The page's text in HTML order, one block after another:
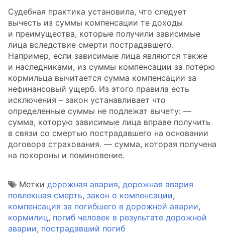
Судебная практика установила, что следует
вычесть из суммы компенсации те доходы
и преимущества, которые получили зависимые
лица вследствие смерти пострадавшего.
Например, если зависимые лица являются также
и наследниками, из суммы компенсации за потерю
кормильца вычитается сумма компенсации за
нефинансовый ущерб. Из этого правила есть
исключения – закон устанавливает что
определенные суммы не подлежат вычету: —
сумма, которую зависимые лица вправе получить
в связи со смертью пострадавшего на основании
договора страхования. — сумма, которая получена
на похороны и поминовение.
Метки дорожная авария, дорожная авария
повлекшая смерть, закон о компенсации,
компенсация за погибшего в дорожной аварии,
кормилиц, погиб человек в результате дорожной
аварии, пострадавший погиб